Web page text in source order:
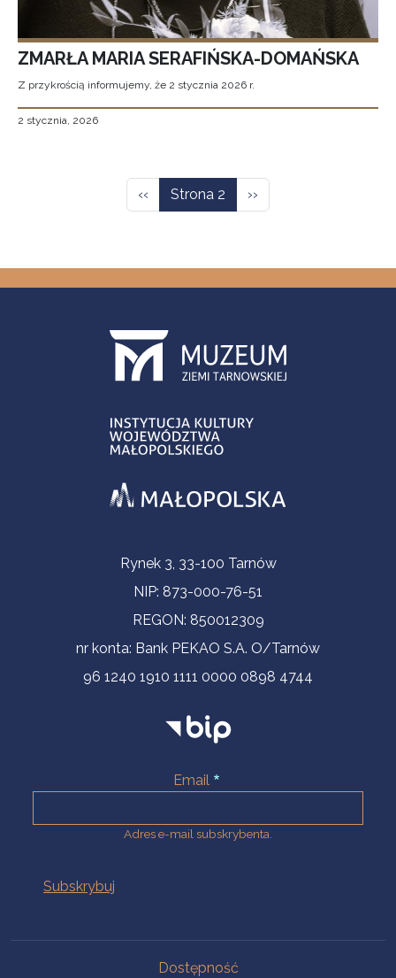
ZMARŁA MARIA SERAFIŃSKA-DOMAŃSKA
Z przykrością informujemy, że 2 stycznia 2026 r.
2 stycznia, 2026
Poprzednia strona
‹‹ Strona 2 Następna strona
››
Informacje kontaktoweRynek 3, 33-100 Tarnów
NIP: 873-000-76-51
REGON: 850012309
nr konta: Bank PEKAO S.A. O/Tarnów
96 1240 1910 1111 0000 0898 4744
Email
Adres e-mail subskrybenta.
Dostępność